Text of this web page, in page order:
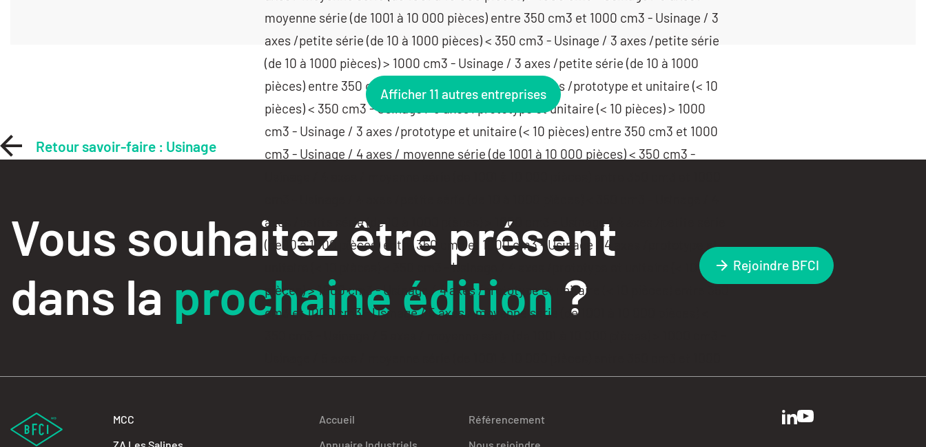
Afficher 11 autres entreprises
Retour savoir-faire : Usinage
Vous souhaitez être présent
dans la prochaine édition ?
Rejoindre BFCI
MCC
Accueil
Référencement